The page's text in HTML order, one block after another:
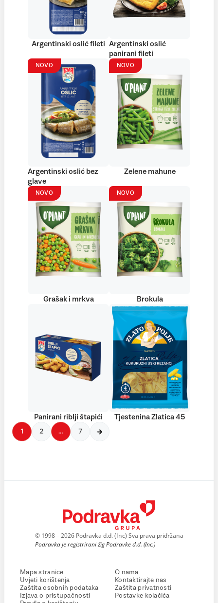
Argentinski oslić fileti Argentinski oslić
panirani fileti
NOVO
Argentinski oslić bez
glave
NOVO
Zelene mahune
NOVO
Grašak i mrkva
NOVO
Brokula
Panirani riblji štapići Tjestenina Zlatica 45
1 2 … 7
© 1998 – 2026 Podravka d.d. (Inc) Sva prava pridržana
Podravka je registrirani žig Podravke d.d. (Inc.)
Mapa stranice
Uvjeti korištenja
Zaštita osobnih podataka
Izjava o pristupačnosti
O nama
Kontaktirajte nas
Zaštita privatnosti
Postavke kolačića